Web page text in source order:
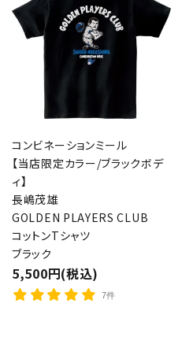
コンビネーションミール
【当店限定カラー/ブラックボデ
ィ】
長嶋茂雄
GOLDEN PLAYERS CLUB
コットンTシャツ
ブラック
5,500円(税込)
7件